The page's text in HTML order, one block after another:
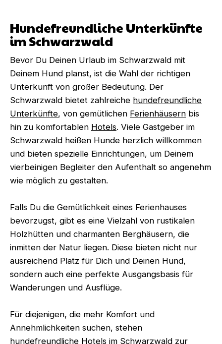
Hundefreundliche Unterkünfte
im Schwarzwald
Bevor Du Deinen Urlaub im Schwarzwald mit
Deinem Hund planst, ist die Wahl der richtigen
Unterkunft von großer Bedeutung. Der
Schwarzwald bietet zahlreiche hundefreundliche
Unterkünfte, von gemütlichen Ferienhäusern bis
hin zu komfortablen Hotels. Viele Gastgeber im
Schwarzwald heißen Hunde herzlich willkommen
und bieten spezielle Einrichtungen, um Deinem
vierbeinigen Begleiter den Aufenthalt so angenehm
wie möglich zu gestalten.
Falls Du die Gemütlichkeit eines Ferienhauses
bevorzugst, gibt es eine Vielzahl von rustikalen
Holzhütten und charmanten Berghäusern, die
inmitten der Natur liegen. Diese bieten nicht nur
ausreichend Platz für Dich und Deinen Hund,
sondern auch eine perfekte Ausgangsbasis für
Wanderungen und Ausflüge.
Für diejenigen, die mehr Komfort und
Annehmlichkeiten suchen, stehen
hundefreundliche Hotels im Schwarzwald zur